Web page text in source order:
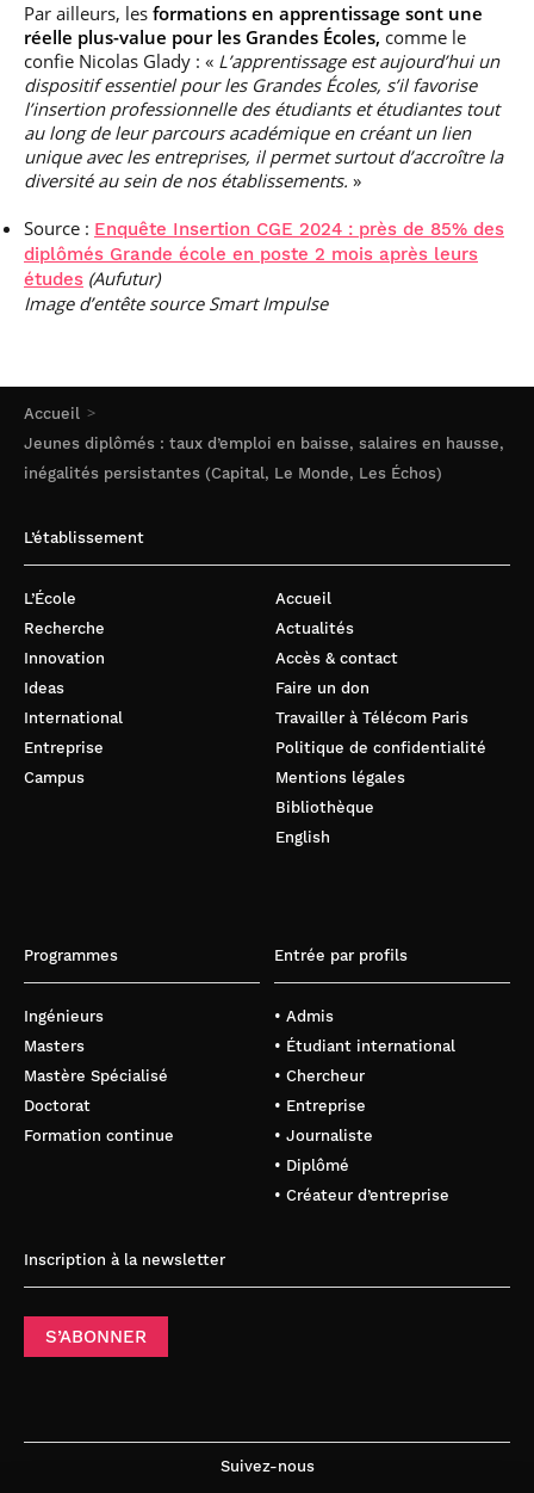
Accueil
Jeunes diplômés : taux d’emploi en baisse, salaires en hausse,
inégalités persistantes (Capital, Le Monde, Les Échos)
Par ailleurs, les formations en apprentissage sont une
réelle plus-value pour les Grandes Écoles, comme le
confie Nicolas Glady : « L’apprentissage est aujourd’hui un
dispositif essentiel pour les Grandes Écoles, s’il favorise
l’insertion professionnelle des étudiants et étudiantes tout
au long de leur parcours académique en créant un lien
unique avec les entreprises, il permet surtout d’accroître la
diversité au sein de nos établissements. »
Source : Enquête Insertion CGE 2024 : près de 85% des
diplômés Grande école en poste 2 mois après leurs
études (Aufutur)
Image d’entête source Smart Impulse
L’établissement
L’École
Recherche
Innovation
Ideas
International
Entreprise
Campus
Accueil
Actualités
Accès & contact
Faire un don
Travailler à Télécom Paris
Politique de confidentialité
Mentions légales
Bibliothèque
English
Programmes
Ingénieurs
Masters
Mastère Spécialisé
Doctorat
Formation continue
Entrée par profils
• Admis
• Étudiant international
• Chercheur
• Entreprise
• Journaliste
• Diplômé
• Créateur d’entreprise
Inscription à la newsletter
S’ABONNER
Suivez-nous